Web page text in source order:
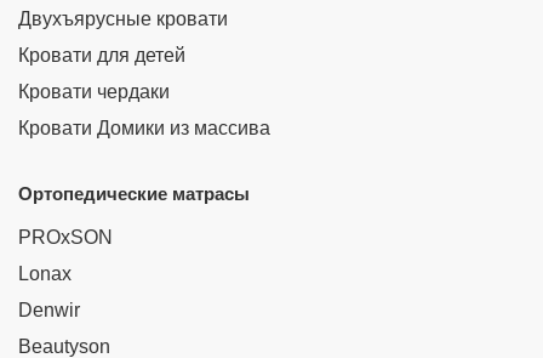
Двухъярусные кровати
Кровати для детей
Кровати чердаки
Кровати Домики из массива
Ортопедические матрасы
PROxSON
Lonax
Denwir
Beautyson